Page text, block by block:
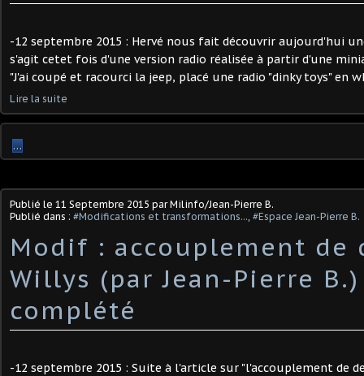
-12 septembre 2015 : Hervé nous fait découvrir aujourd'hui
s'agit cetet fois d'une version radio réalisée à partir d'une
"J'ai coupé et racourci la jeep, placé une radio "dinky toys" en
Lire la suite
…
Publié le 11 Septembre 2015 par Milinfo/Jean-Pierre B.
Publié dans : #Modifications et transformations..., #Espace Jean-Pierre B.
Modif : accouplement de
Willys (par Jean-Pierre
complété
-12 septembre 2015 : Suite à l'article sur "l'accouplement de